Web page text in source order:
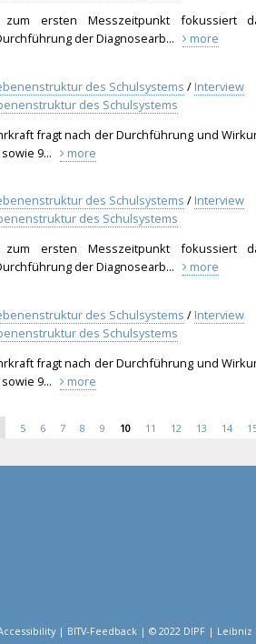
ersten Messzeitpunkt fokussiert
der Diagnosearb...
more
des Schulsystems / Interview
des Schulsystems
fragt nach der Durchführung und
9...
more
des Schulsystems / Interview
des Schulsystems
ersten Messzeitpunkt fokussiert
der Diagnosearb...
more
des Schulsystems / Interview
des Schulsystems
fragt nach der Durchführung und
9...
more
5 6789 10 11 12 13 14
| BITV-Feedback| © 2022 DIPF |